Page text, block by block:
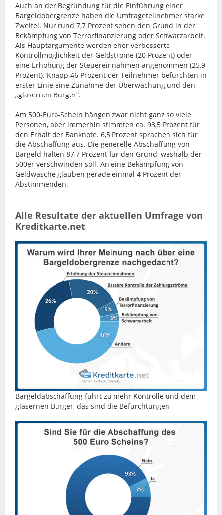
Auch an der Begründung für die Einführung einer
Bargeldobergrenze haben die Umfrageteilnehmer starke
Zweifel. Nur rund 7,7 Prozent sehen den Grund in der
Bekämpfung von Terrorfinanzierung oder Schwarzarbeit.
Als Hauptargumente werden eher verbesserte
Kontrollmöglichkeit der Geldströme (20 Prozent) oder
eine Erhöhung der Steuereinnahmen angenommen (25,9
Prozent). Knapp 46 Prozent der Teilnehmer befürchten in
erster Linie eine Zunahme der Überwachung und den
„gläsernen Bürger“.
Am 500-Euro-Schein hängen zwar nicht ganz so viele
Personen, aber immerhin stimmten ca. 93,5 Prozent für
den Erhalt der Banknote. 6,5 Prozent sprachen sich für
die Abschaffung aus. Die generelle Abschaffung von
Bargeld halten 87,7 Prozent für den Grund, weshalb der
500er verschwinden soll. An eine Bekämpfung von
Geldwäsche glauben gerade einmal 4 Prozent der
Abstimmenden.
Alle Resultate der aktuellen Umfrage von
Kreditkarte.net
Bargeldabschaffung führt zu mehr Kontrolle und dem
gläsernen Bürger, das sind die Befürchtungen